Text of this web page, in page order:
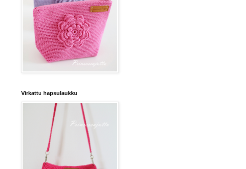
Virkattu hapsulaukku